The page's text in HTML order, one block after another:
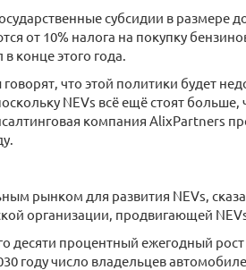
субсидии в размере
от 10% налога на покупку
конце этого года.
что этой политики будет
NEVs всё ещё стоят
компания AlixPartners
рынком для развития NEVs,
организации, продвигающей
десяти процентный ежегодный
году число владельцев